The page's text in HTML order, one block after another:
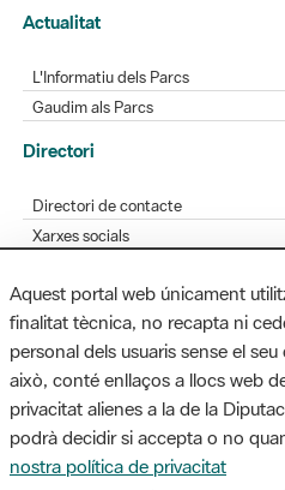
Actualitat
L'Informatiu dels Parcs
Gaudim als Parcs
Directori
Directori de contacte
Xarxes socials
Bústia de suggeriments
Opineu sobre els parcs
MAPA WEB AVÍS LEGAL ACCESSIBILITAT
Aquest portal web únicament
finalitat tècnica, no recapta ni
personal dels usuaris sense el
això, conté enllaços a llocs web
privacitat alienes a la de la
podrà decidir si accepta o no
nostra política de privacitat